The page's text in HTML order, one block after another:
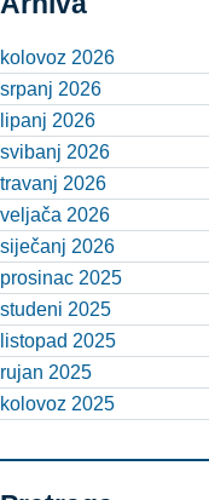
kolovoz 2026
srpanj 2026
lipanj 2026
svibanj 2026
travanj 2026
veljača 2026
siječanj 2026
prosinac 2025
studeni 2025
listopad 2025
rujan 2025
kolovoz 2025